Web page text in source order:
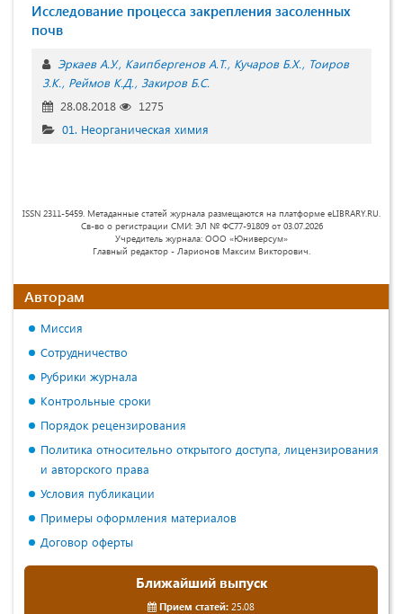
Исследование процесса закрепления засоленных
почв
Эркаев А.У. Каипбергенов А.Т. Кучаров Б.Х.
Тоиров
З.К. Реймов К.Д. Закиров Б.С.
28.08.2018
1275
01. Неорганическая химия
ISSN 2311-5459. Метаданные статей журнала размещаются на платформе eLIBRARY.RU.
Св-во о регистрации СМИ: ЭЛ № ФС77-91809 от 03.07.2026
Учредитель журнала: ООО «Юниверсум»
Главный редактор - Ларионов Максим Викторович.
Авторам
Миссия
Сотрудничество
Рубрики журнала
Контрольные сроки
Порядок рецензирования
Политика относительно открытого доступа, лицензирования
и авторского права
Условия публикации
Примеры оформления материалов
Договор оферты
Ближайший выпуск
Прием статей: 25.08